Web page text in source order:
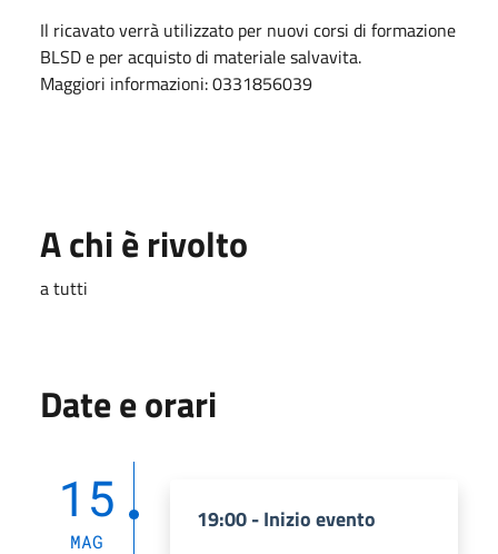
Il ricavato verrà utilizzato per nuovi corsi di formazione
BLSD e per acquisto di materiale salvavita.
Maggiori informazioni: 0331856039
A chi è rivolto
a tutti
Date e orari
15
MAG
19:00 - Inizio evento